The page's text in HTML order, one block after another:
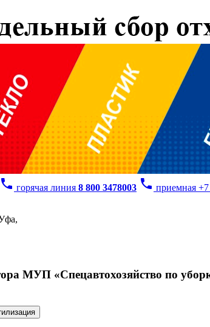
phone горячая линия 8 800 3478003 phone приемная
МУП «Спецавтохозяйство по